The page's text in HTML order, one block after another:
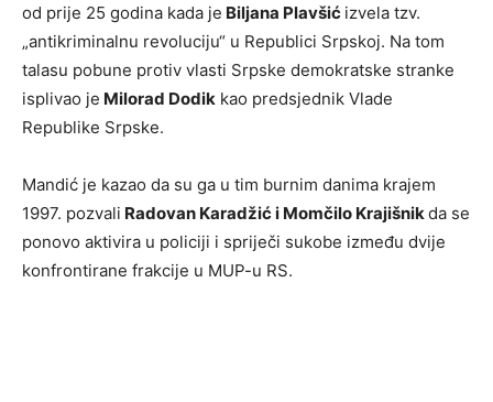
od prije 25 godina kada je Biljana Plavšić izvela tzv.
„antikriminalnu revoluciju“ u Republici Srpskoj. Na tom
talasu pobune protiv vlasti Srpske demokratske stranke
isplivao je Milorad Dodik kao predsjednik Vlade
Republike Srpske.
Mandić je kazao da su ga u tim burnim danima krajem
1997. pozvali Radovan Karadžić i Momčilo Krajišnik da se
ponovo aktivira u policiji i spriječi sukobe između dvije
konfrontirane frakcije u MUP-u RS.